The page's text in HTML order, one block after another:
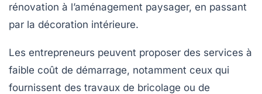
rénovation à l’aménagement paysager, en passant
par la décoration intérieure.
Les entrepreneurs peuvent proposer des services à
faible coût de démarrage, notamment ceux qui
fournissent des travaux de bricolage ou de